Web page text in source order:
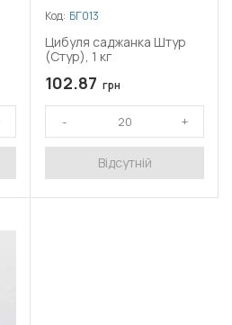
Код: БГ013
Цибуля саджанка Штур
(Стур), 1 кг
102.87 грн
Відсутній